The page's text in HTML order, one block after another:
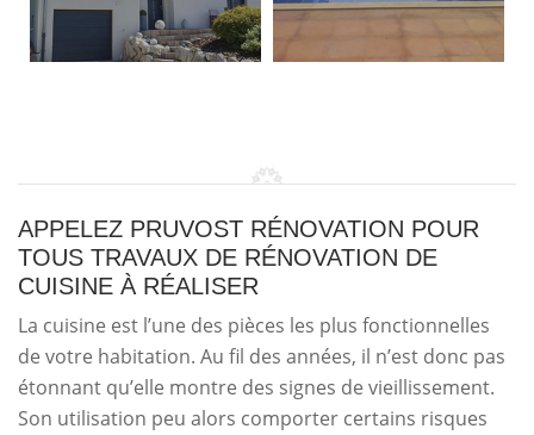
APPELEZ PRUVOST RÉNOVATION POUR
TOUS TRAVAUX DE RÉNOVATION DE
CUISINE À RÉALISER
La cuisine est l’une des pièces les plus fonctionnelles
de votre habitation. Au fil des années, il n’est donc pas
étonnant qu’elle montre des signes de vieillissement.
Son utilisation peu alors comporter certains risques